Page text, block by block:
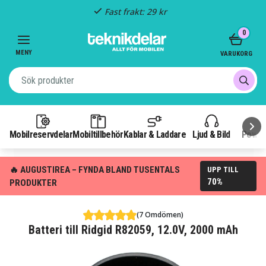
Fast frakt: 29 kr
MENY
MobilreservdelarMobiltillbehör Kablar & Laddare Ljud & Bild
0
VARUKORG
🔥 AUGUSTIREA – FYNDA BLAND TUSENTALS
PRODUKTER
UPP TILL
70%
(7 Omdömen)
Batteri till Ridgid R82059, 12.0V, 2000 mAh